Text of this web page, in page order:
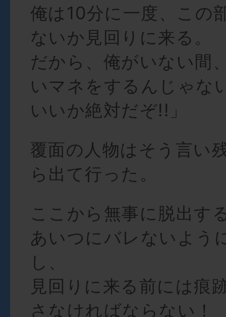
俺は10分に一度、この
ないか見回りに来る。
だから、俺がいない間
いマネをするんじゃな
いいか絶対だぞ!!」
覆面の人物はそう言い
ら出て行った。
ここから無事に脱出す
あいつにバレないよう
し、
見回りに来る前には痕
さなければならない！